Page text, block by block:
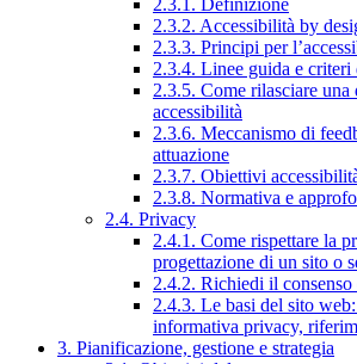
2.3.2. Accessibilità by
2.3.3. Principi per
2.3.4. Linee guida e criteri
2.3.5. Come rilasciare una
accessibilità
2.3.6. Meccanismo di
attuazione
2.3.7. Obiettivi
2.3.8. Normativa e
2.4. Privacy
2.4.1. Come rispettare la
progettazione di un sito o
2.4.2. Richiedi il consenso
2.4.3. Le basi del sito
informativa privacy,
3. Pianificazione, gestione e strategia